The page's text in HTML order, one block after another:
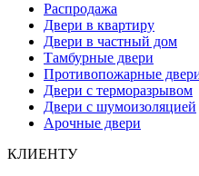
Распродажа
Двери в квартиру
Двери в частный дом
Тамбурные двери
Противопожарные
Двери с терморазрывом
Двери с шумоизоляцией
Арочные двери
КЛИЕНТУ